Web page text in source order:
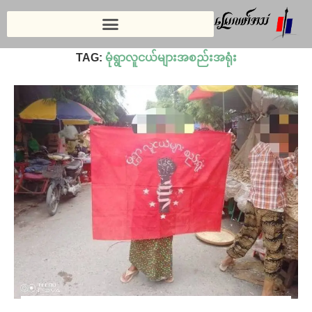
မုံရွာလူငယ်များအစည်းအရုံး
TAG: မုံရွာလူငယ်များအစည်းအရုံး